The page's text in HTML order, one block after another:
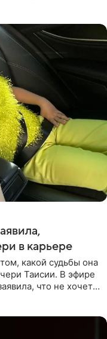
в карьере
какой судьбы она
Таисии. В эфире
что не хочет